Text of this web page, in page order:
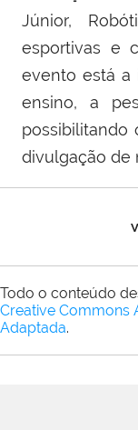
Júnior,
esportivas e
evento está a
ensino, a
possibilitando
divulgação de
Todo o conteúdo
Creative Commons
Adaptada.